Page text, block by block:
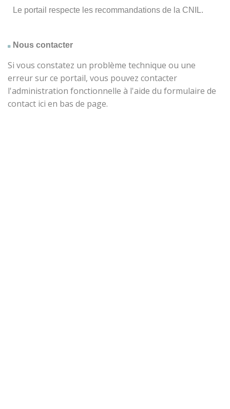
Le portail respecte les recommandations de la CNIL.
Nous contacter
Si vous constatez un problème technique ou une
erreur sur ce portail, vous pouvez contacter
l'administration fonctionnelle à l'aide du formulaire de
contact ici en bas de page.